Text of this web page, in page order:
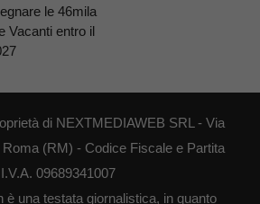
le 46mila
Vacanti entro il
di NEXTMEDIAWEB SRL - Via
(RM) - Codice Fiscale e Partita
I.V.A. 09689341007
è una testata giornalistica, in quanto